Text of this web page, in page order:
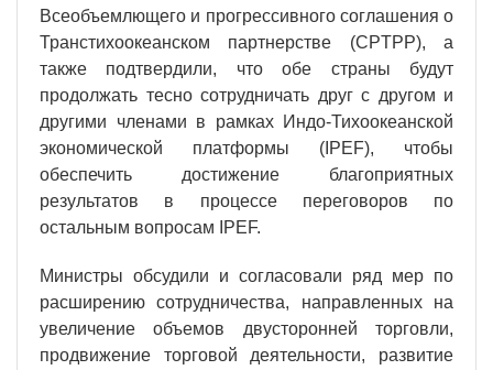
Всеобъемлющего и прогрессивного соглашения о
Транстихоокеанском партнерстве (CPTPP), а
также подтвердили, что обе страны будут
продолжать тесно сотрудничать друг с другом и
другими членами в рамках Индо-Тихоокеанской
экономической платформы (IPEF), чтобы
обеспечить достижение благоприятных
результатов в процессе переговоров по
остальным вопросам IPEF.
Министры обсудили и согласовали ряд мер по
расширению сотрудничества, направленных на
увеличение объемов двусторонней торговли,
продвижение торговой деятельности, развитие